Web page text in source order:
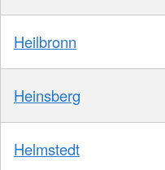
Heilbronn
Heinsberg
Helmstedt